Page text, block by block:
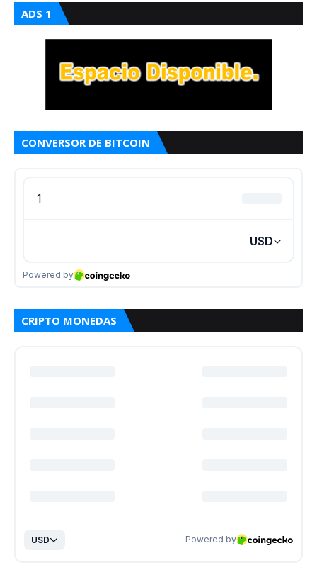
ADS 1
CONVERSOR DE BITCOIN
CRIPTO MONEDAS